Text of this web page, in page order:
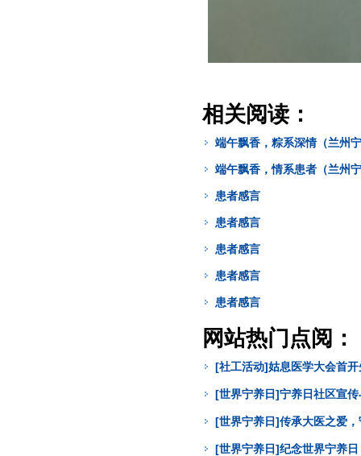
相关阅读：
端午飘香，粽系深情（兰州
端午飘香，情系患者（兰州
患者感言
患者感言
患者感言
患者感言
患者感言
网站热门点阅：
[社工活动]姑息医学大会首
[世界宁养日]宁养日社区宣
[世界宁养日]传承大医之爱
[世界宁养日]纪念世界宁养